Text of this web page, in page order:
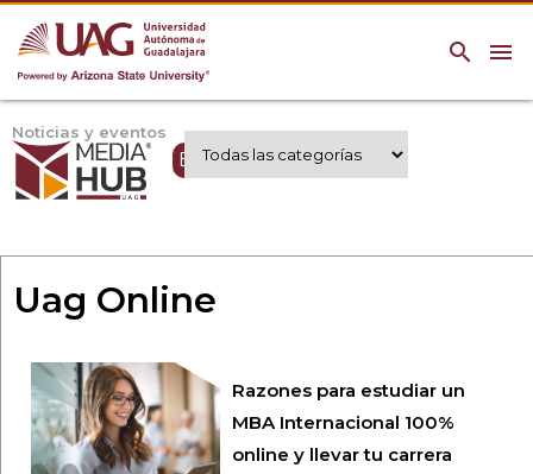
menu
search
Noticias y eventos
Expertos UAG
Uag Online
Razones para estudiar un
MBA Internacional 100%
online y llevar tu carrera